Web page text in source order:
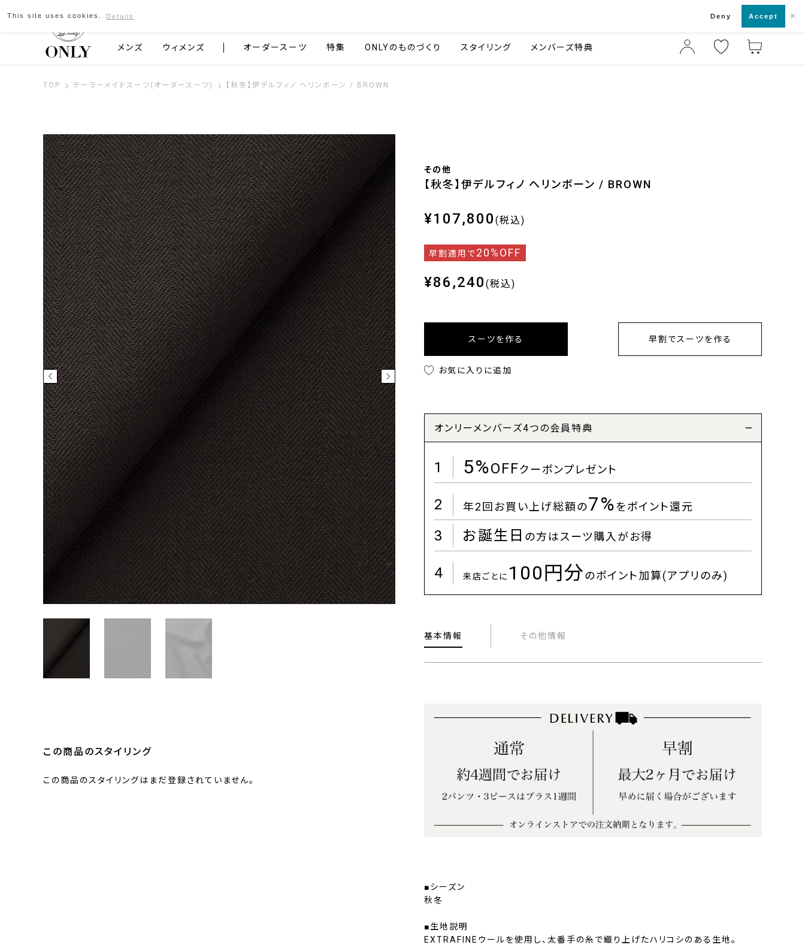
京都発のスーツブランド ONLY
メンズ ウィメンズ オーダースーツ 特集 ONLYのものづくり スタイリング メンバーズ特典
TOP テーラーメイドスーツ(オーダースーツ) 【秋冬】伊デルフィノ ヘリンボーン / BROWN
その他
【秋冬】伊デルフィノ ヘリンボーン / BROWN
¥107,800 (税込)
早割適用で20%OFF
¥86,240 (税込)
スーツを作る 早割でスーツを作る
お気に入りに追加
オンリーメンバーズ4つの会員特典
1 5%OFFクーポンプレゼント
2 年2回お買い上げ総額の7%をポイント還元
3 お誕生日 の方はスーツ購入がお得
4 来店ごとに 100円分のポイント加算(アプリのみ)
基本情報 その他情報
■シーズン
秋冬
■生地説明
EXTRAFINEウールを使用し、太番手の糸で織り上げたハリコシのある生地。
この商品のスタイリング
この商品のスタイリングはまだ登録されていません。
This site uses cookies. Details Deny Accept ×